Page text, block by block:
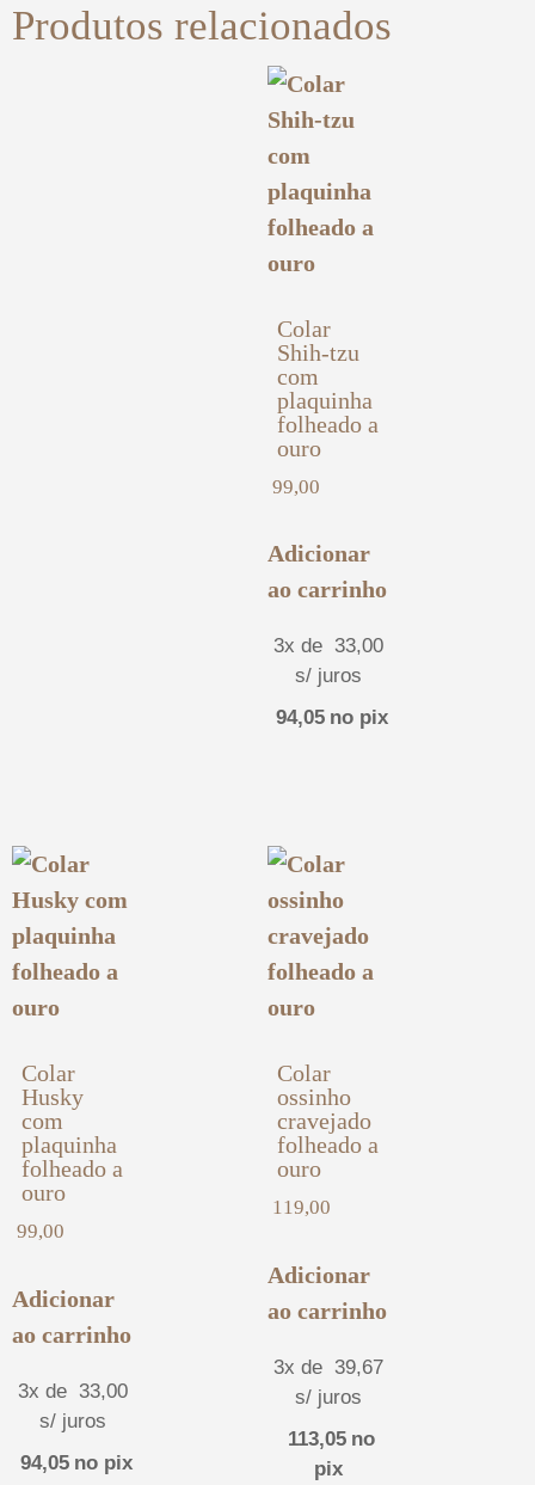
Produtos relacionados
Colar
Shih-tzu
com
plaquinha
folheado a
ouro
99,00
Adicionar
ao carrinho
3x de 33,00
s/ juros
94,05 no pix
Colar
Husky
com
plaquinha
folheado a
ouro
99,00
Adicionar
ao carrinho
3x de 33,00
s/ juros
94,05 no pix
Colar
ossinho
cravejado
folheado a
ouro
119,00
Adicionar
ao carrinho
3x de 39,67
s/ juros
113,05 no
pix